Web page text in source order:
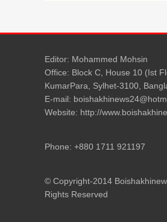
Editor: Mohammed Mohsin
Office: Block C, House 10 (Ist
KumarPara, Sylhet-3100,
E-mail:
Website: http://
Phone: +880 1711 921197
© Copyright-2014
Rights Reserved